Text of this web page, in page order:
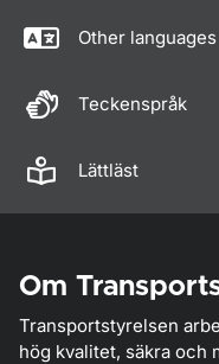
Other languages
Teckenspråk
Lättläst
Om
Transportstyrelsen
hög kvalitet, säkra och